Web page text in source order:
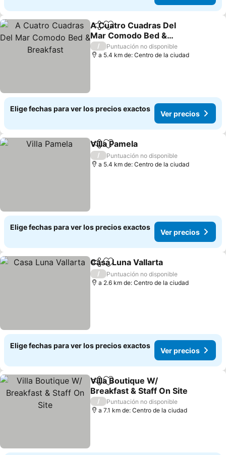
CompartirAgregar a favoritos
A Cuatro Cuadras Del
Mar Comodo Bed &
Breakfast
Ver precios
/
Puntuación no disponible
a 5.4 km de: Centro de la ciudad
Elige fechas para ver los precios exactos
Ver precios
CompartirAgregar a favoritos
Villa Pamela
/
Puntuación no disponible
a 5.4 km de: Centro de la ciudad
Elige fechas para ver los precios exactos
Ver precios
CompartirAgregar a favoritos
Casa Luna Vallarta
/
Puntuación no disponible
a 2.6 km de: Centro de la ciudad
Elige fechas para ver los precios exactos
Ver precios
CompartirAgregar a favoritos
Villa Boutique W/
Breakfast & Staff On Site
Ver precios
/
Puntuación no disponible
a 7.1 km de: Centro de la ciudad